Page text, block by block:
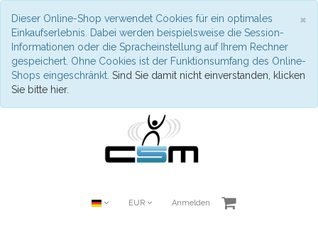
×
Dieser Online-Shop verwendet Cookies für ein optimales
Einkaufserlebnis. Dabei werden beispielsweise die Session-
Informationen oder die Spracheinstellung auf Ihrem Rechner
gespeichert. Ohne Cookies ist der Funktionsumfang des Online-
Shops eingeschränkt. Sind Sie damit nicht einverstanden, klicken
Sie bitte hier.
EUR Anmelden